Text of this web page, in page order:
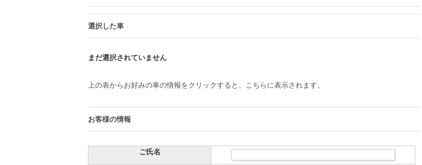
選択した車
まだ選択されていません
上の表からお好みの車の情報をクリックすると、こちらに表示されます。
お客様の情報
ご氏名